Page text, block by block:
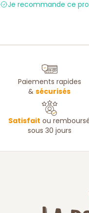
Je recommande ce
Paiements rapides
&sécurisés
Satisfait ou
sous 30 jours